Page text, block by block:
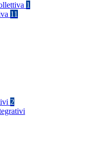
1
11
2